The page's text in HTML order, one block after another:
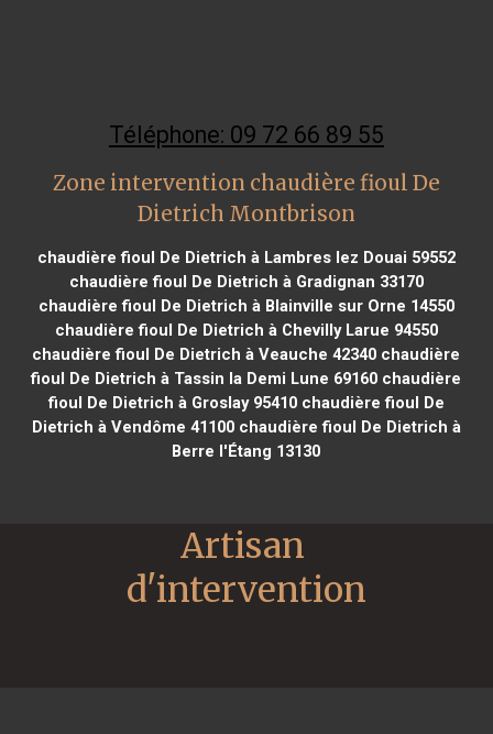
Téléphone: 09 72 66 89 55
Zone intervention chaudière fioul De
Dietrich Montbrison
chaudière fioul De Dietrich à Lambres lez Douai 59552
chaudière fioul De Dietrich à Gradignan 33170
chaudière fioul De Dietrich à Blainville sur Orne 14550
chaudière fioul De Dietrich à Chevilly Larue 94550
chaudière fioul De Dietrich à Veauche 42340 chaudière
fioul De Dietrich à Tassin la Demi Lune 69160 chaudière
fioul De Dietrich à Groslay 95410chaudière fioul De
Dietrich à Vendôme 41100chaudière fioul De Dietrich à
Berre l'Étang 13130
Artisan
d'intervention